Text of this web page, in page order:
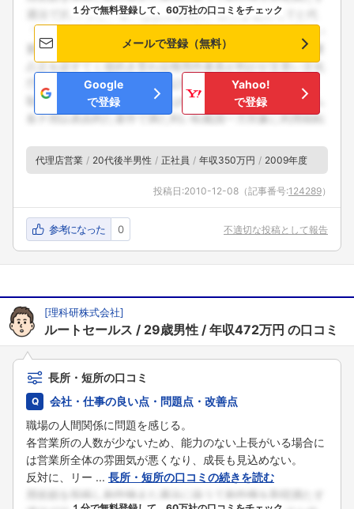
１分で無料登録して、60万社の口コミをチェック
メールで登録（無料）
Google
で登録
Yahoo!
で登録
代理店営業 20代後半男性 正社員 年収350万円 2009年度
投稿日:2010-12-08 （記事番号:124289）
参考になった 0 不適切な投稿として報告
[理科研株式会社]
ルートセールス 29歳男性 年収472万円 の口コミ
長所・短所の口コミ
会社・仕事の良い点・問題点・改善点
職場の人間関係に問題を感じる。
各営業所の人数が少ないため、能力のない上長がいる場合に
は営業所全体の雰囲気が悪くなり、成長も見込めない。
反対に、リー ... 長所・短所の口コミの続きを読む